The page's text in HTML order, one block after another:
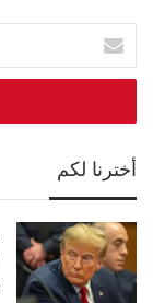
أدخل
بريدك
الالكتروني
أخترنا لكم